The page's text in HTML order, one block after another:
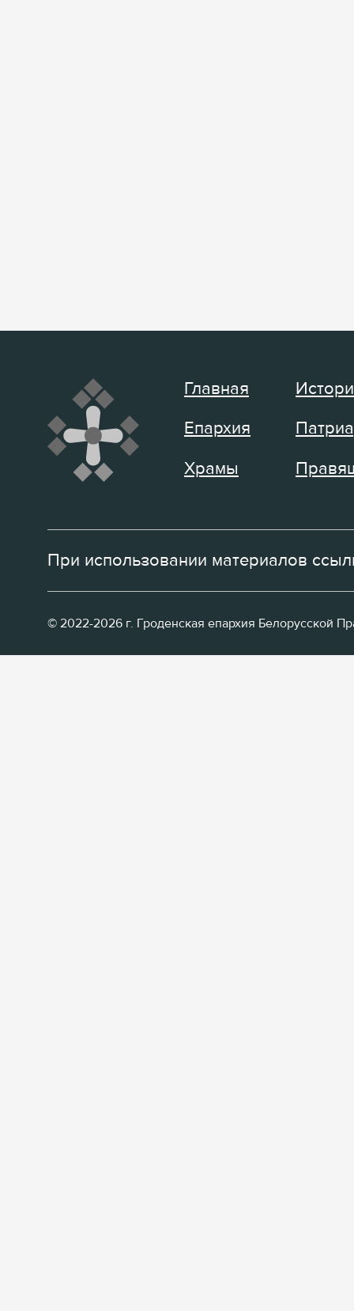
Главная
Епархия
Храмы
При использовании материалов
© 2022-2026 г. Гроденская епархия Белорусской